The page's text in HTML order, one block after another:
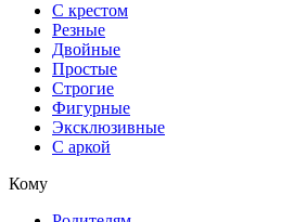
С крестом
Резные
Двойные
Простые
Строгие
Фигурные
Эксклюзивные
С аркой
Кому